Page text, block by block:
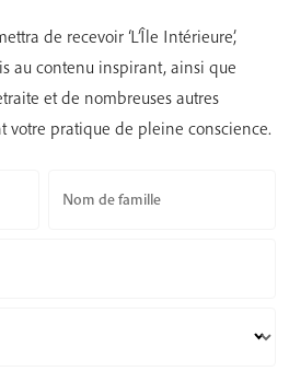
de recevoir ‘L’Île Intérieure’,
au contenu inspirant, ainsi que
et de nombreuses autres
votre pratique de pleine conscience.
Nom de famille